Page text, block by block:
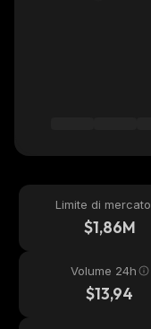
Limite di mercato
$1,86M
Volume 24h
$13,94